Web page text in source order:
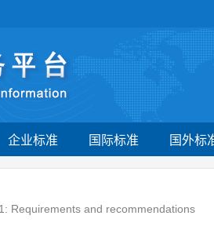
企业标准 国际标准 国外标
Requirements and recommendations